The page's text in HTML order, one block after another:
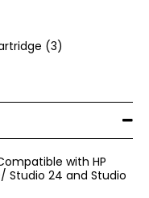
(3)
with HP
Studio 24 and Studio